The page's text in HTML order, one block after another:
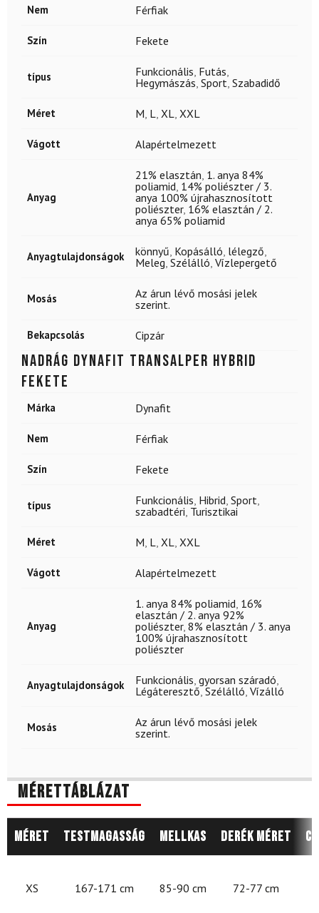
Nem Férfiak
Szín Fekete
típus Funkcionális, Futás,
Hegymászás, Sport, Szabadidő
Méret M, L, XL, XXL
Vágott Alapértelmezett
Anyag
21% elasztán, 1. anya 84%
poliamid, 14% poliészter / 3.
anya 100% újrahasznosított
poliészter, 16% elasztán / 2.
anya 65% poliamid
Anyagtulajdonságok könnyű, Kopásálló, lélegző,
Meleg, Szélálló, Vízlepergető
Mosás
Az árun lévő mosási jelek
szerint.
Bekapcsolás Cipzár
Nadrág DYNAFIT Transalper Hybrid
Fekete
Márka Dynafit
Nem Férfiak
Szín Fekete
típus Funkcionális, Hibrid, Sport,
szabadtéri, Turisztikai
Méret M, L, XL, XXL
Vágott Alapértelmezett
Anyag
1. anya 84% poliamid, 16%
elasztán / 2. anya 92%
poliészter, 8% elasztán / 3. anya
100% újrahasznosított
poliészter
Anyagtulajdonságok Funkcionális, gyorsan száradó,
Légáteresztő, Szélálló, Vízálló
Mosás
Az árun lévő mosási jelek
szerint.
Mérettáblázat
Méret Testmagasság Mellkas Derék méret
XS 167-171 cm 85-90 cm 72-77 cm